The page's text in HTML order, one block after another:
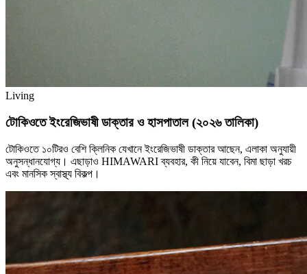
Living
টোকিওতে ইংরেজিভাষী ডাক্তার ও হাসপাতাল (২০২৬ তালিকা)
টোকিওতে ১০টিরও বেশি ক্লিনিক যেখানে ইংরেজিভাষী ডাক্তার আছেন, এলাকা অনুযায়ী
অনুসন্ধানযোগ্য। এছাড়াও HIMAWARI ব্যবহার, কী নিয়ে যাবেন, বিমা ছাড়া খরচ
এবং মানসিক স্বাস্থ্য বিকল্প।